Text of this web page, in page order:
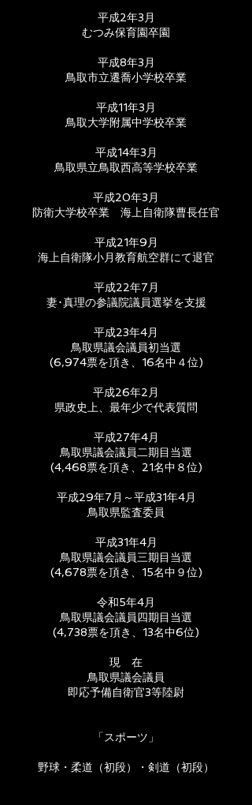
平成2年3月
むつみ保育園卒園
平成8年3月
鳥取市立遷喬小学校卒業
平成11年3月
鳥取大学附属中学校卒業
平成14年3月
鳥取県立鳥取西高等学校卒業
平成20年3月
防衛大学校卒業 海上自衛隊曹長任官
平成21年9月
海上自衛隊小月教育航空群にて退官
平成22年7月
妻･真理の参議院議員選挙を支援
平成23年4月
鳥取県議会議員初当選
(6,974票を頂き、16名中４位)
平成26年2月
県政史上、最年少で代表質問
平成27年4月
鳥取県議会議員二期目当選
(4,468票を頂き、21名中８位)
平成29年7月～平成31年4月
鳥取県監査委員
平成31年4月
鳥取県議会議員三期目当選
(4,678票を頂き、15名中９位)
令和5年4月
鳥取県議会議員四期目当選
(4,738票を頂き、13名中6位)
現 在
鳥取県議会議員
即応予備自衛官3等陸尉
「スポーツ」
野球・柔道（初段）・剣道（初段）